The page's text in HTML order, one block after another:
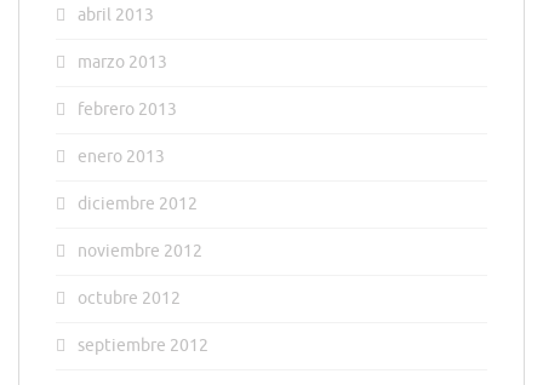
abril 2013
marzo 2013
febrero 2013
enero 2013
diciembre 2012
noviembre 2012
octubre 2012
septiembre 2012